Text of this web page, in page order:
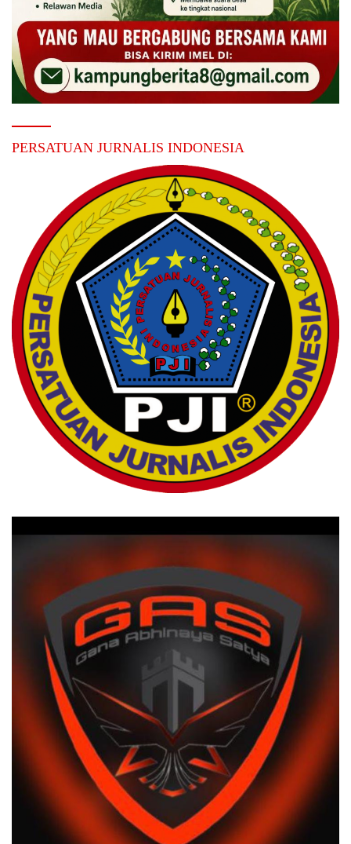
PERSATUAN JURNALIS INDONESIA